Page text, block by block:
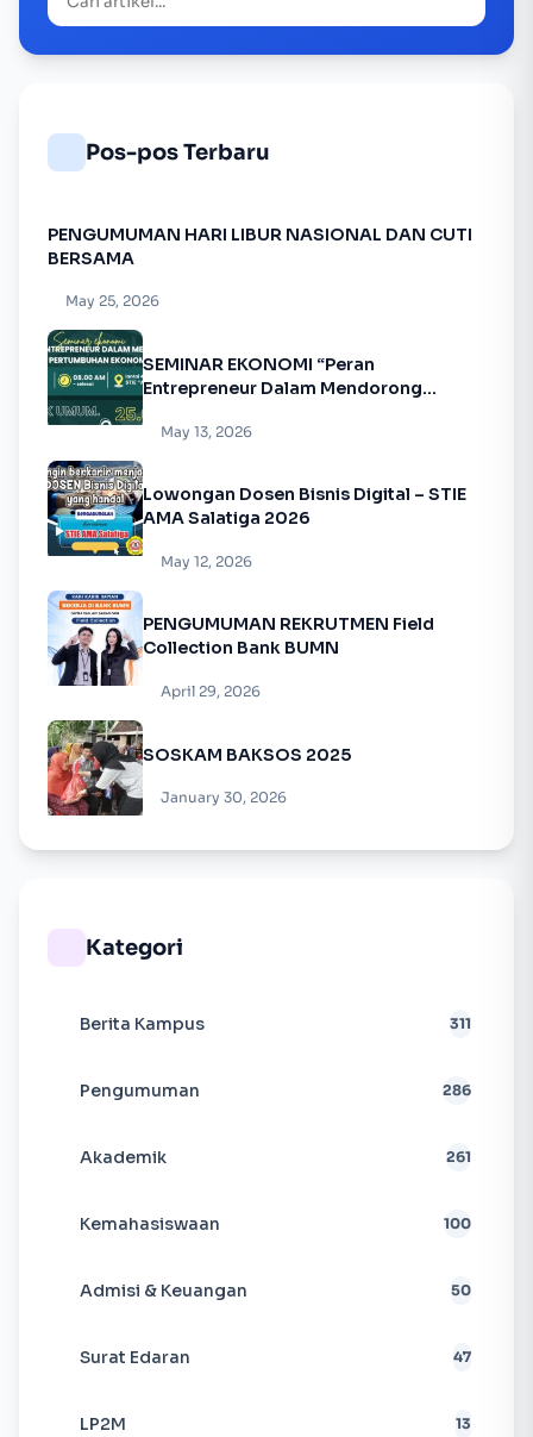
Pos-pos Terbaru
PENGUMUMAN HARI LIBUR NASIONAL DAN CUTI
BERSAMA
May 25, 2026
SEMINAR EKONOMI “Peran
Entrepreneur Dalam Mendorong
May 13, 2026
Lowongan Dosen Bisnis Digital – STIE
AMA Salatiga 2026
May 12, 2026
PENGUMUMAN REKRUTMEN Field
Collection Bank BUMN
April 29, 2026
SOSKAM BAKSOS 2025
January 30, 2026
Kategori
Berita Kampus 311
Pengumuman 286
Akademik 261
Kemahasiswaan 100
Admisi & Keuangan 50
Surat Edaran 47
LP2M 13